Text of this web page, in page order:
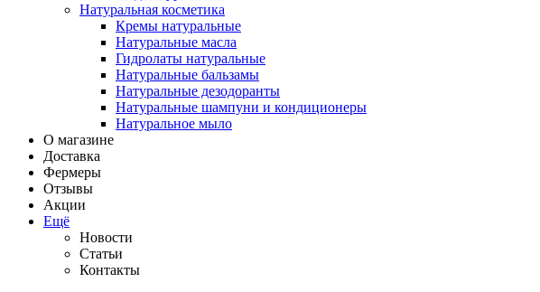
Натуральная косметика
Кремы натуральные
Натуральные масла
Гидролаты натуральные
Натуральные бальзамы
Натуральные дезодоранты
Натуральные шампуни и кондиционеры
Натуральное мыло
О магазине
Доставка
Фермеры
Отзывы
Акции
Ещё
Новости
Статьи
Контакты